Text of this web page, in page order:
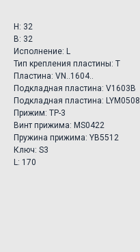
H: 32
B: 32
Исполнение: L
Тип крепления пластины: T
Пластина: VN..1604..
Подкладная пластина: V1603B
Подкладная пластина: LYM0508
Прижим: TP-3
Винт прижима: MS0422
Пружина прижима: YB5512
Ключ: S3
L: 170